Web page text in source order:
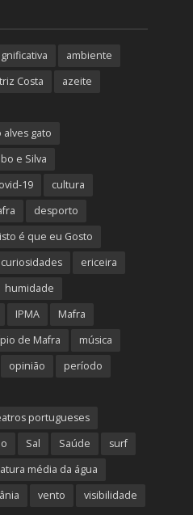
ambiente
Costa
azeite
alves gato
e Silva
19
cultura
desporto
é que eu Gosto
ericeira
humidade
IPMA
Mafra
de Mafra
música
opinião
período
portugueses
Sal Saúde
surf
média da água
vento visibilidade